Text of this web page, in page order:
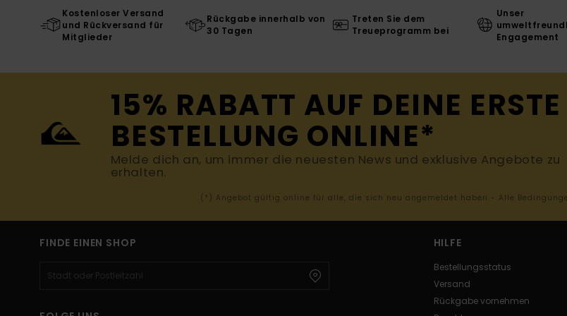
Kostenloser Versand
und Rückversand für
Mitglieder
Rückgabe innerhalb von
30 Tagen
Treten Sie dem
Treueprogramm bei
Unser
Engagement
15% RABATT AUF DEINE ERSTE
BESTELLUNG ONLINE*
Melde dich an, um immer die neuesten News und exklusive Angebote zu
erhalten.
(*) Angebot gültig online für alle, die sich neu angemeldet haben - Alle
FINDE EINEN SHOP HILFE
Bestellungsstatus
Versand
Rückgabe vornehmen